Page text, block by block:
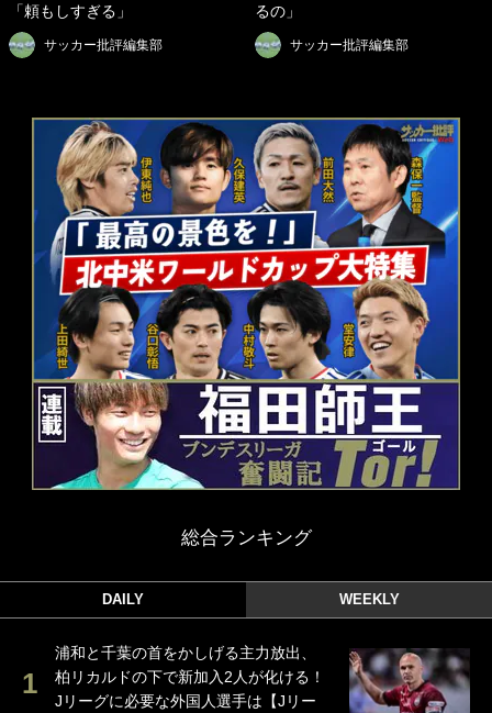
「頼もしすぎる」
サッカー批評編集部
るの」
サッカー批評編集部
総合ランキング
DAILY WEEKLY
浦和と千葉の首をかしげる主力放出、
柏リカルドの下で新加入2人が化ける！
Jリーグに必要な外国人選手は【Jリー